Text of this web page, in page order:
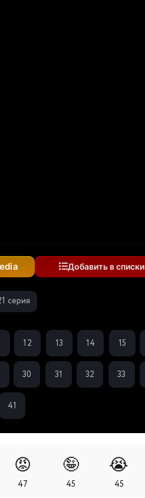
Добавить в списки
серия
12 13 14 15
30 31 32 33
41
😡
47
🤪
45
😭
45